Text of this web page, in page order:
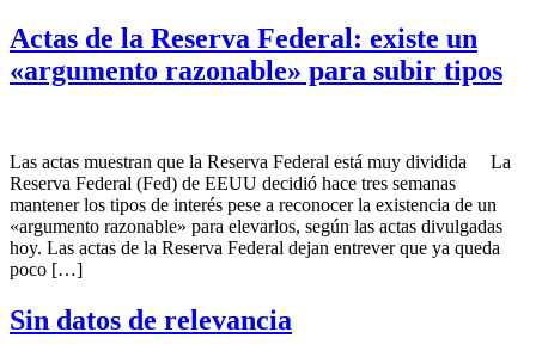
Actas de la Reserva Federal: existe un
«argumento razonable» para subir tipos
Las actas muestran que la Reserva Federal está muy dividida La
Reserva Federal (Fed) de EEUU decidió hace tres semanas
mantener los tipos de interés pese a reconocer la existencia de un
«argumento razonable» para elevarlos, según las actas divulgadas
hoy. Las actas de la Reserva Federal dejan entrever que ya queda
poco […]
Sin datos de relevancia